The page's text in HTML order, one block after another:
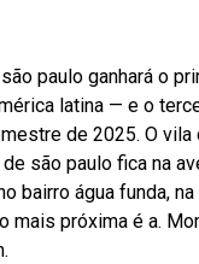
paulo ganhará o
latina — e o
de 2025. O vila
são paulo fica na
bairro água funda,
mais próxima é a.